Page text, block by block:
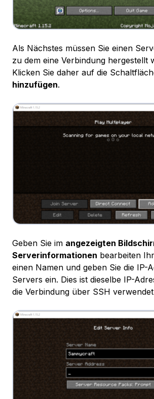
Als Nächstes müssen Sie einen
zu dem eine Verbindung hergestellt
Klicken Sie daher auf die
hinzufügen.
Geben Sie im angezeigten
Serverinformationen bearbeiten
einen Namen und geben Sie die IP-
Servers ein. Dies ist dieselbe IP-
die Verbindung über SSH